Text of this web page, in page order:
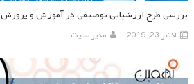
بررسی طرح ارزشیابی توصیفی در آموزش و پرورش
اکتبر 23, 2019 مدیر سایت